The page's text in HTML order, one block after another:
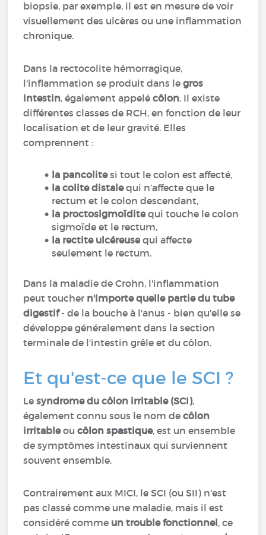
biopsie, par exemple, il est en mesure de voir
visuellement des ulcères ou une inflammation
chronique.
Dans la rectocolite hémorragique,
l'inflammation se produit dans legros
intestin, également appelécôlon. Il existe
différentes classes de RCH, en fonction de leur
localisation et de leur gravité. Elles
comprennent :
la pancolitesi tout le colon est affecté,
la colite distalequi n’affecte que le
rectum et le colon descendant,
la proctosigmoïdite qui touche le colon
sigmoïde et le rectum,
la rectite ulcéreuse qui affecte
seulement le rectum.
Dans la maladie de Crohn, l'inflammation
peut toucher n'importe quelle partie du tube
digestif- de la bouche à l'anus - bien qu'elle se
développe généralement dans la section
terminale de l'intestin grêle et du côlon.
Et qu'est-ce que le SCI ?
Lesyndrome du côlon irritable (SCI),
également connu sous le nom decôlon
irritableoucôlon spastique, est un ensemble
de symptômes intestinaux qui surviennent
souvent ensemble.
Contrairement aux MICI, le SCI (ou SII) n'est
pas classé comme une maladie, mais il est
considéré comme un trouble fonctionnel, ce